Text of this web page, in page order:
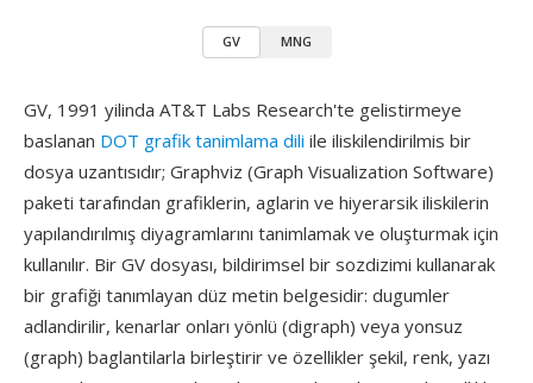
GV MNG
GV, 1991 yilinda AT&T Labs Research'te gelistirmeye
baslanan DOT grafik tanimlama dili ile iliskilendirilmis bir
dosya uzantısıdır; Graphviz (Graph Visualization Software)
paketi tarafından grafiklerin, aglarin ve hiyerarsik iliskilerin
yapılandırılmış diyagramlarını tanimlamak ve oluşturmak için
kullanılır. Bir GV dosyası, bildirimsel bir sozdizimi kullanarak
bir grafiği tanımlayan düz metin belgesidir: dugumler
adlandirilir, kenarlar onları yönlü (digraph) veya yonsuz
(graph) baglantilarla birleştirir ve özellikler şekil, renk, yazı